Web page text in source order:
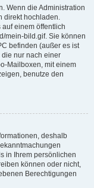
Wenn die Administration
direkt hochladen.
einem öffentlich
mein-bild.gif. Sie können
befinden (außer es ist
nur nach einer
Mailboxen, mit einem
benutze den
deshalb
in Ihrem persönlichen
können oder nicht,
Berechtigungen